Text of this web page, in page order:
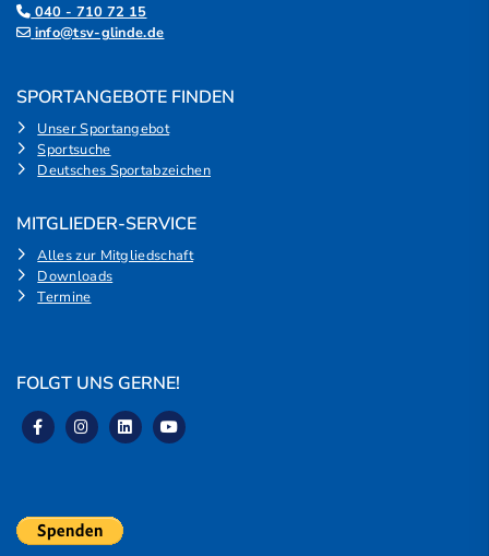
040 - 710 72 15
info@tsv-glinde.de
SPORTANGEBOTE FINDEN
Unser Sportangebot
Sportsuche
Deutsches Sportabzeichen
MITGLIEDER-SERVICE
Alles zur Mitgliedschaft
Downloads
Termine
FOLGT UNS GERNE!